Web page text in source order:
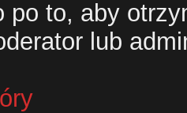
po to, aby
lub